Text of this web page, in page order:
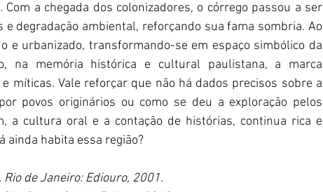
a chegada dos colonizadores, o córrego passou a ser
degradação ambiental, reforçando sua fama sombria. Ao
e urbanizado, transformando-se em espaço simbólico da
na memória histórica e cultural paulistana, a marca
míticas. Vale reforçar que não há dados precisos sobre a
povos originários ou como se deu a exploração pelos
a cultura oral e a contação de histórias, continua rica e
ainda habita essa região?
de Janeiro: Ediouro, 2001.